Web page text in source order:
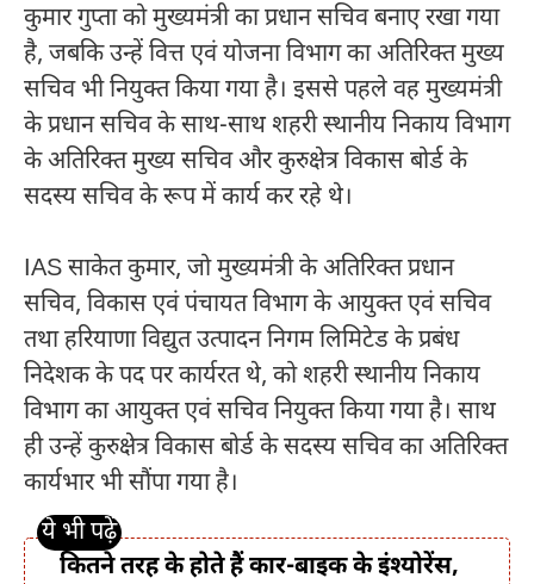
कुमार गुप्ता को मुख्यमंत्री का प्रधान सचिव बनाए रखा गया
है, जबकि उन्हें वित्त एवं योजना विभाग का अतिरिक्त मुख्य
सचिव भी नियुक्त किया गया है। इससे पहले वह मुख्यमंत्री
के प्रधान सचिव के साथ-साथ शहरी स्थानीय निकाय विभाग
के अतिरिक्त मुख्य सचिव और कुरुक्षेत्र विकास बोर्ड के
सदस्य सचिव के रूप में कार्य कर रहे थे।
IAS साकेत कुमार, जो मुख्यमंत्री के अतिरिक्त प्रधान
सचिव, विकास एवं पंचायत विभाग के आयुक्त एवं सचिव
तथा हरियाणा विद्युत उत्पादन निगम लिमिटेड के प्रबंध
निदेशक के पद पर कार्यरत थे, को शहरी स्थानीय निकाय
विभाग का आयुक्त एवं सचिव नियुक्त किया गया है। साथ
ही उन्हें कुरुक्षेत्र विकास बोर्ड के सदस्य सचिव का अतिरिक्त
कार्यभार भी सौंपा गया है।
कितने तरह के होते हैं कार-बाइक के इंश्योरेंस,